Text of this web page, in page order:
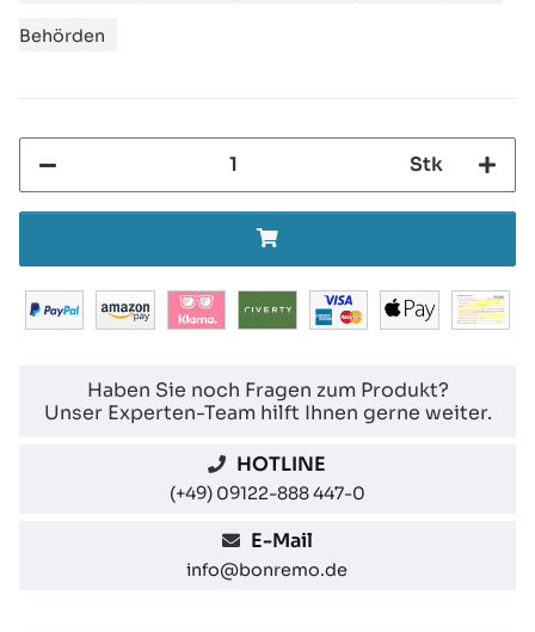
Behörden
Stk
Haben Sie noch Fragen zum Produkt?
Unser Experten-Team hilft Ihnen gerne weiter.
HOTLINE
(+49) 09122-888 447-0
E-Mail
info@bonremo.de